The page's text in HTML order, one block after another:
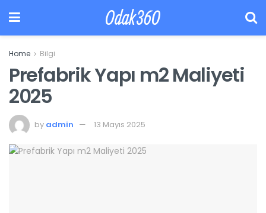
Odak360
Home Bilgi
Prefabrik Yapı m2 Maliyeti
2025
by admin 13 Mayıs 2025